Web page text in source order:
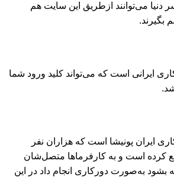
می‌توانند ازطریق این سایت هم
بگیرند.
ایرانی است که می‌تواند کلید ورود شما
ایران پونیشا است که هزاران نفر
کرده است و به کارفرماها متصل‌شان
بشود به‌صورت دورکاری انجام داد در این